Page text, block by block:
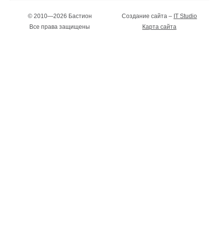
Создание сайта – IT Studio
Карта сайта
© 2010—2026 Бастион
Все права защищены